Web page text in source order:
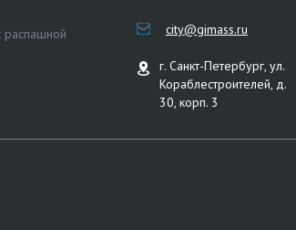
city@gimass.ru
г. Санкт-Петербург, ул.
Кораблестроителей, д.
30, корп. 3